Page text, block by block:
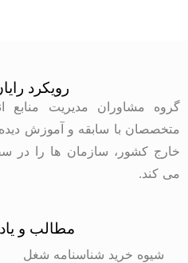
رویکرد
گروه مشاوران مدیریت منابع
متخصصان با سابقه و آموزش
خارج کشور، سازمان ها را در
می کند.
مطالب و
شیوه خرید شناسنامه شغل